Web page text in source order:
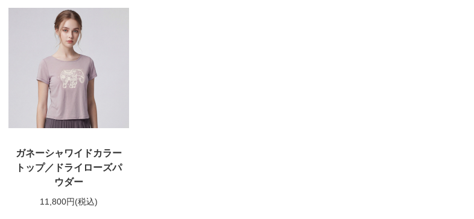
ガネーシャワイドカラー
トップ／ドライローズパ
ウダー
11,800円(税込)